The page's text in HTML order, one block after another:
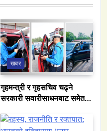
खबर
गृहमन्त्री र गृहसचिव चढ्ने
सरकारी सवारीसाधनबाट समेत